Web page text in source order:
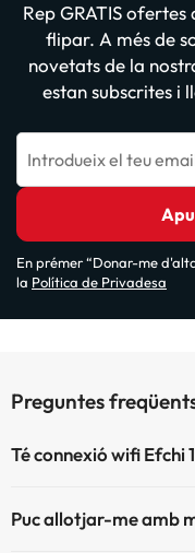
Rep GRATIS
flipar. A més de
novetats de la
estan subscrites i
Introdueix el teu
En prémer “Donar-me
la Política de Privadesa
Preguntes
Té connexió wifi Efchi
Puc allotjar-me amb